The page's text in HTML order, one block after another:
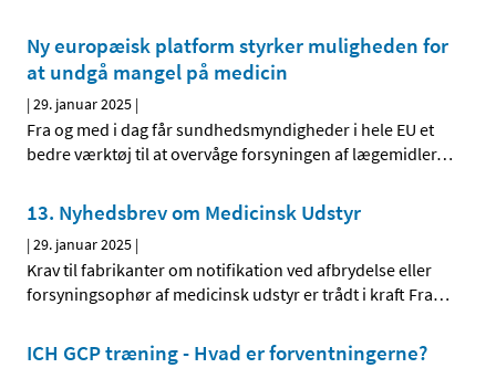
Ny europæisk platform styrker muligheden for
at undgå mangel på medicin
|29. januar 2025 |
Fra og med i dag får sundhedsmyndigheder i hele EU et
bedre værktøj til at overvåge forsyningen af lægemidler…
13. Nyhedsbrev om Medicinsk Udstyr
|29. januar 2025 |
Krav til fabrikanter om notifikation ved afbrydelse eller
forsyningsophør af medicinsk udstyr er trådt i kraft Fra…
ICH GCP træning - Hvad er forventningerne?